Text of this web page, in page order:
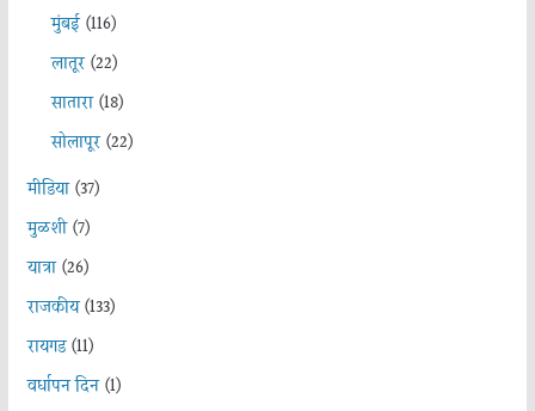
मुंबई(116)
लातूर(22)
सातारा(18)
सोलापूर(22)
मीडिया(37)
मुळशी(7)
यात्रा(26)
राजकीय(133)
रायगड(11)
वर्धापन दिन(1)